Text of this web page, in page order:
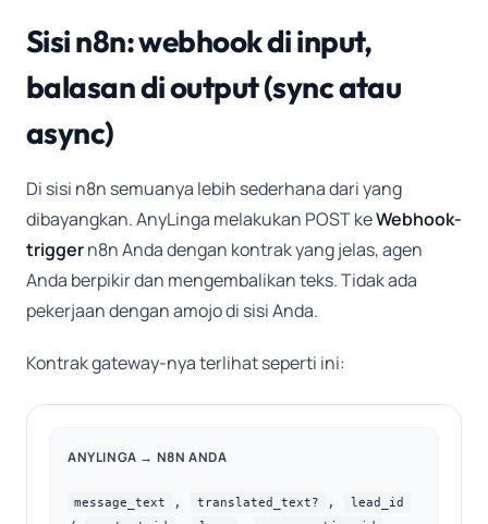
Sisi n8n: webhook di input,
balasan di output (sync atau
async)
Di sisi n8n semuanya lebih sederhana dari yang
dibayangkan. AnyLinga melakukan POST keWebhook-
triggern8n Anda dengan kontrak yang jelas, agen
Anda berpikir dan mengembalikan teks. Tidak ada
pekerjaan dengan amojo di sisi Anda.
Kontrak gateway-nya terlihat seperti ini:
ANYLINGA → N8N ANDA
message_text , translated_text? , lead_id